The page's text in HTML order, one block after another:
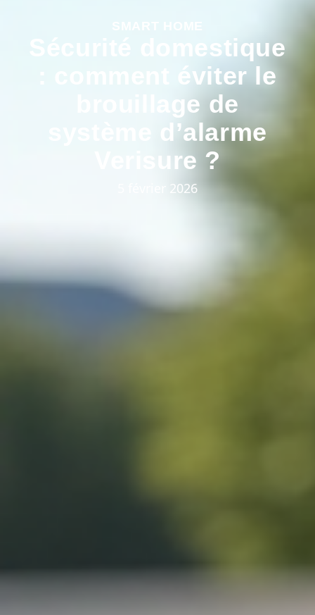
Sécurité domestique
: comment éviter le
brouillage de
système d’alarme
Verisure ?
5 février 2026